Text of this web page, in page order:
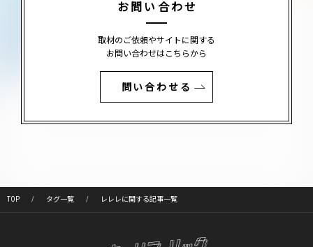
お問い合わせ
取材のご依頼やサイトに関する
お問い合わせはこちらから
問い合わせる
TOP タグ一覧 レレレに関する記事一覧